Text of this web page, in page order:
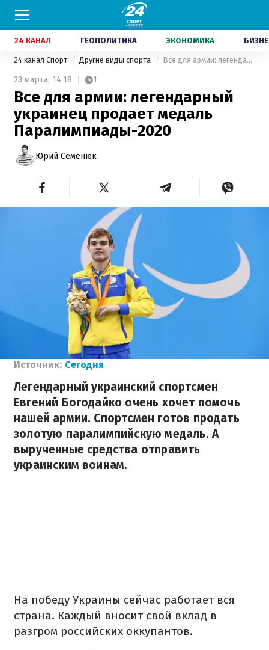
24 КАНАЛ ГЕОПОЛИТИКА ЭКОНОМИКА
24 канал Спорт Другие виды спорта Все для армии: легендарный украинец продает медаль Паралимпиады-2020
23 марта, 14:18 1
Все для армии: легендарный
украинец продает медаль
Паралимпиады-2020
Юрий Семенюк
Источник: Сегодня
Легендарный украинский спортсмен
Евгений Богодайко очень хочет помочь
нашей армии. Спортсмен готов продать
золотую паралимпийскую медаль. А
вырученные средства отправить
украинским воинам.
На победу Украины сейчас работает вся
страна. Каждый вносит свой вклад в
разгром российских оккупантов.